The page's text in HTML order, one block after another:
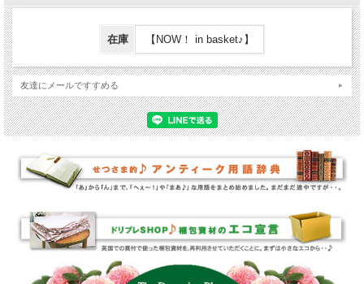
在庫 【NOW！ in basket♪】
友達にメールですすめる